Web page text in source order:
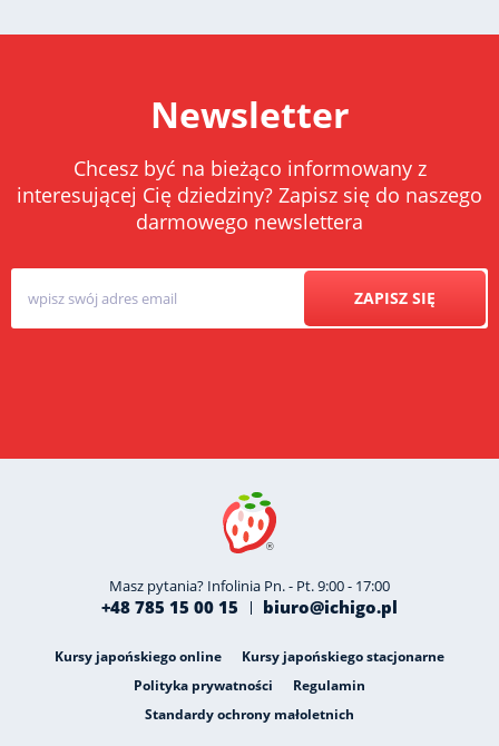
Newsletter
Chcesz być na bieżąco informowany z
interesującej Cię dziedziny? Zapisz się do naszego
darmowego newslettera
ZAPISZ SIĘ
Masz pytania? Infolinia Pn. - Pt. 9:00 - 17:00
+48 785 15 00 15 biuro@ichigo.pl
Kursy japońskiego online
Kursy japońskiego stacjonarne
Polityka prywatności
Regulamin
Standardy ochrony małoletnich